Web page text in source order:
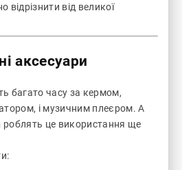
відрізнити від великої
аксесуари
багато часу за кермом,
і музичним плеєром. А
роблять це використання ще